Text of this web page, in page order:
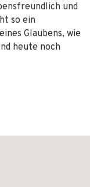
und
so ein
Glaubens, wie
heute noch